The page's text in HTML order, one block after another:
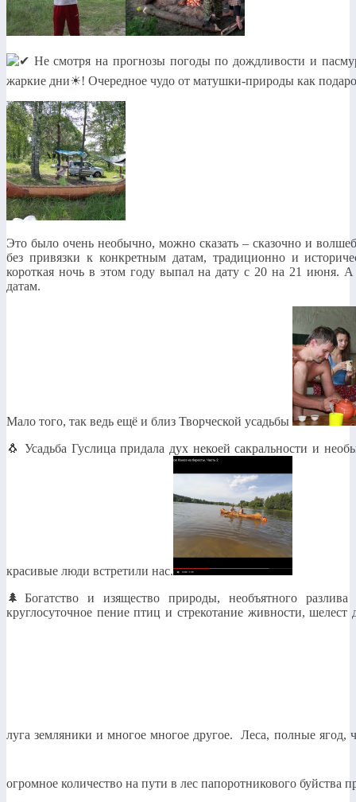
Не смотря на прогнозы погоды по дождливости и
жаркие дни☀! Очередное чудо от матушки-природы как
Это было очень необычно, можно сказать – сказочно и
без привязки к конкретным датам, традиционно и
короткая ночь в этом году выпал на дату с 20 на 21 июня. А
датам.
Мало того, так ведь ещё и близ Творческой усадьбы
🐧 Усадьба Гуслица придала дух некоей сакральности и
красивые люди встретили нас.
🌲Богатство и изящество природы, необъятного
круглосуточное пение птиц и стрекотание живности,
луга земляники и многое многое другое. Леса, полные ягод,
огромное количество на пути в лес папоротникового буйства